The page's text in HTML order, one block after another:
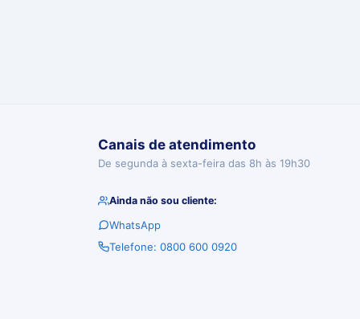
Canais de atendimento
De segunda à sexta-feira das 8h às 19h30
Ainda não sou cliente:
WhatsApp
Telefone: 0800 600 0920